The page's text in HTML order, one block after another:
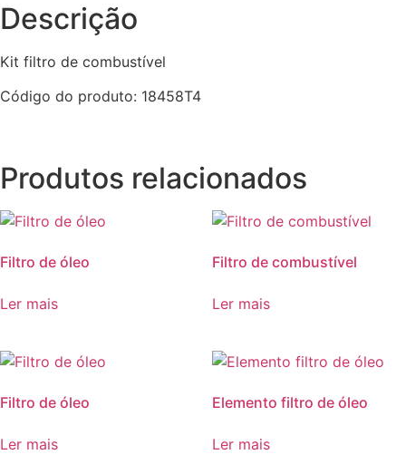
Descrição
Kit filtro de combustível
Código do produto: 18458T4
Produtos relacionados
Filtro de óleo
Ler mais
Filtro de combustível
Ler mais
Filtro de óleo
Ler mais
Elemento filtro de óleo
Ler mais